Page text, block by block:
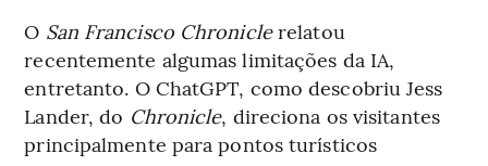
O San Francisco Chroniclerelatou
recentemente algumas limitações da IA,
entretanto. O ChatGPT, como descobriu Jess
Lander, do Chronicle, direciona os visitantes
principalmente para pontos turísticos